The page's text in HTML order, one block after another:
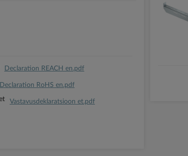
Declaration REACH en.pdf
Declaration RoHS en.pdf
Vastavusdeklaratsioon et.pdf